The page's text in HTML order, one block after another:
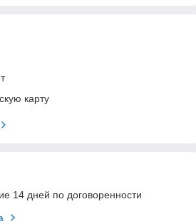
карту
14 дней по договоренности